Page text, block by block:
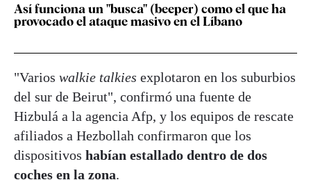
Así funciona un "busca" (beeper) como el que ha
provocado el ataque masivo en el Líbano
"Varios walkie talkies explotaron en los suburbios
del sur de Beirut", confirmó una fuente de
Hizbulá a la agencia Afp, y los equipos de rescate
afiliados a Hezbollah confirmaron que los
dispositivos habían estallado dentro de dos
coches en la zona.